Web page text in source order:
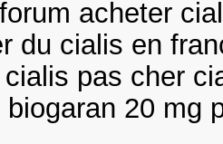
acheter
du cialis en
pas cher
20 mg